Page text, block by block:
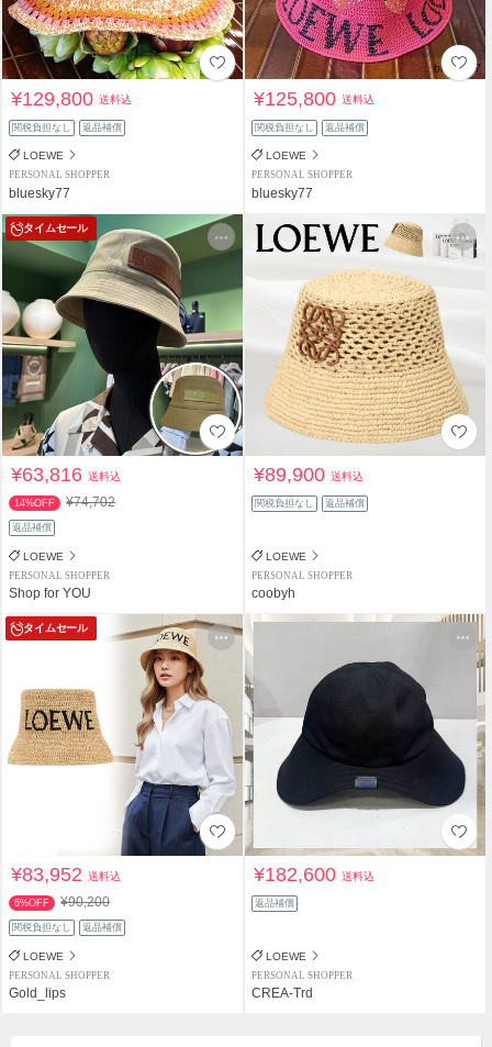
¥129,800送料込
関税負担なし 返品補償
LOEWE
PERSONAL SHOPPER
bluesky77
¥125,800送料込
関税負担なし 返品補償
LOEWE
PERSONAL SHOPPER
bluesky77
タイムセール
¥63,816送料込
14%OFF ¥74,702
返品補償
LOEWE
PERSONAL SHOPPER
Shop for YOU
¥89,900送料込
関税負担なし 返品補償
LOEWE
PERSONAL SHOPPER
coobyh
タイムセール
¥83,952送料込
6%OFF ¥90,200
関税負担なし 返品補償
LOEWE
PERSONAL SHOPPER
Gold_lips
¥182,600送料込
返品補償
LOEWE
PERSONAL SHOPPER
CREA-Trd